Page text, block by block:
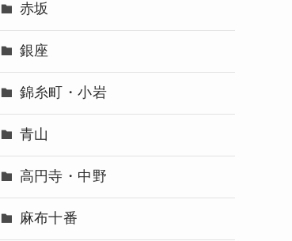
赤坂
銀座
錦糸町・小岩
青山
高円寺・中野
麻布十番